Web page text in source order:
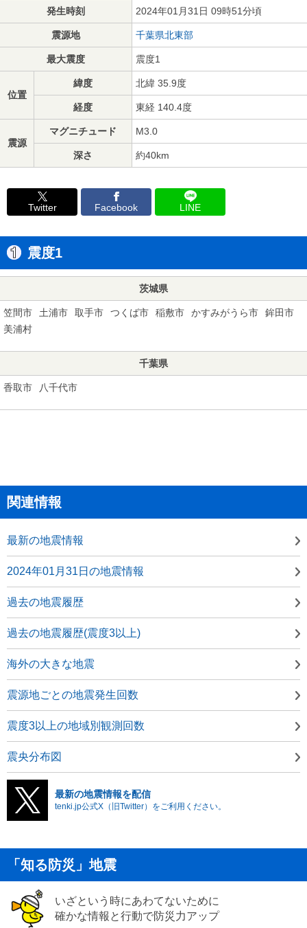
発生時刻 2024年01月31日 09時51分頃
震源地 千葉県北東部
最大震度 震度1
位置
緯度 北緯 35.9度
経度 東経 140.4度
震源
マグニチュード M3.0
深さ 約40km
Twitter Facebook LINE
震度1
茨城県
笠間市 土浦市 取手市 つくば市 稲敷市 かすみがうら市
鉾田市
美浦村
千葉県
香取市 八千代市
関連情報
最新の地震情報
2024年01月31日の地震情報
過去の地震履歴
過去の地震履歴(震度3以上)
海外の大きな地震
震源地ごとの地震発生回数
震度3以上の地域別観測回数
震央分布図
最新の地震情報を配信
tenki.jp公式X（旧Twitter）をご利用ください。
「知る防災」地震
いざという時にあわてないために
確かな情報と行動で防災力アップ